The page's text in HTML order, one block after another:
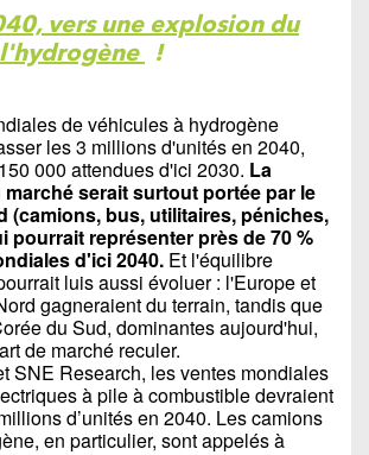
vers une explosion du
!
de véhicules à hydrogène
les 3 millions d'unités en 2040,
000 attendues d'ici 2030. La
serait surtout portée par le
(camions, bus, utilitaires, péniches,
pourrait représenter près de 70 %
d'ici 2040. Et l'équilibre
luis aussi évoluer : l'Europe et
gagneraient du terrain, tandis que
du Sud, dominantes aujourd'hui,
de marché reculer.
SNE Research, les ventes mondiales
à pile à combustible devraient
d’unités en 2040. Les camions
en particulier, sont appelés à